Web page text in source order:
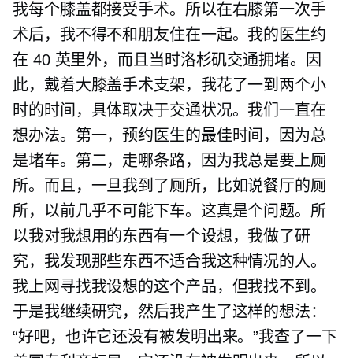
我每个膝盖都接受手术。所以在右膝第一次手
术后，我不得不和朋友住在一起。我的医生约
在 40 英里外，而且当时洛杉矶交通拥堵。因
此，戴着大膝盖手术支架，我花了一到两个小
时的时间，具体取决于交通状况。我们一直在
想办法。第一，预约医生的最佳时间，因为总
是堵车。第二，走哪条路，因为我总是要上厕
所。而且，一旦我到了厕所，比如说餐厅的厕
所，以前几乎不可能下车。这真是个问题。所
以我对我想用的东西有一个设想，我做了研
究，我发现那些东西不适合我这种情况的人。
我上网寻找我设想的这个产品，但我找不到。
于是我继续研究，然后我产生了这样的想法：
“好吧，也许它还没有被发明出来。”我查了一下